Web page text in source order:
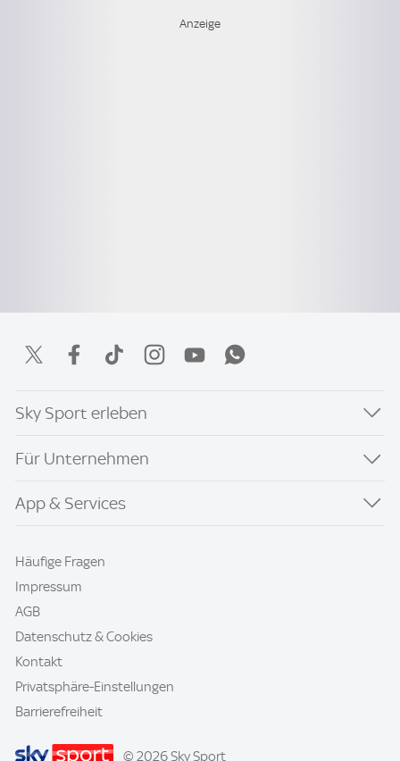
Sky Sport erleben
Für Unternehmen
App & Services
Häufige Fragen
Impressum
AGB
Datenschutz & Cookies
Kontakt
Privatsphäre-Einstellungen
Barrierefreiheit
© 2026 Sky Sport